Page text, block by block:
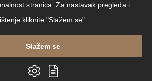
Knjigu
stranica. Za nastavak pregleda i
kliknite "Slažem se".
Slažem se